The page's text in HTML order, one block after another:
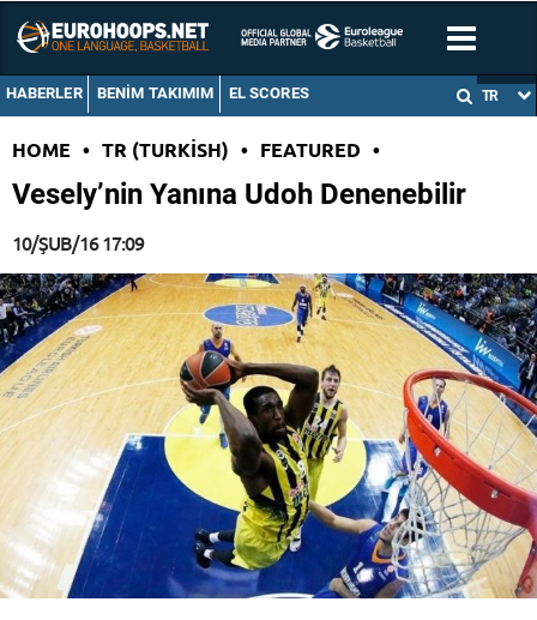
HABERLER BENIM TAKIMIM EL SCORES TR
HOME • TR (TURKISH) • FEATURED •
Vesely’nin Yanına Udoh Denenebilir
10/ŞUB/16 17:09